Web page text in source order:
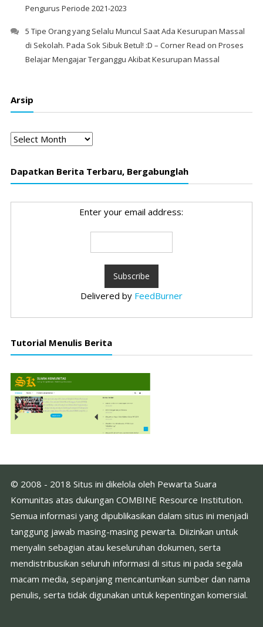
Pengurus Periode 2021-2023
5 Tipe Orang yang Selalu Muncul Saat Ada Kesurupan Massal
di Sekolah. Pada Sok Sibuk Betul! :D – Corner Read on Proses
Belajar Mengajar Terganggu Akibat Kesurupan Massal
Arsip
Arsip
Dapatkan Berita Terbaru, Bergabunglah
Enter your email address:
Delivered by FeedBurner
Tutorial Menulis Berita
© 2008 - 2018 Situs ini dikelola oleh Pewarta Suara
Komunitas atas dukungan COMBINE Resource Institution.
Semua informasi yang dipublikasikan dalam situs ini menjadi
tanggung jawab masing-masing pewarta. Diizinkan untuk
menyalin sebagian atau keseluruhan dokumen, serta
mendistribusikan seluruh informasi di situs ini pada segala
macam media, sepanjang mencantumkan sumber dan nama
penulis, serta tidak digunakan untuk kepentingan komersial.